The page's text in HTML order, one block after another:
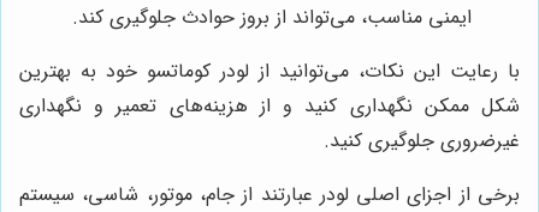
ایمنی مناسب، می‌تواند از بروز حوادث جلوگیری کند.
با رعایت این نکات، می‌توانید از لودر کوماتسو خود به بهترین
شکل ممکن نگهداری کنید و از هزینه‌های تعمیر و نگهداری
غیرضروری جلوگیری کنید.
برخی از اجزای اصلی لودر عبارتند از جام، موتور، شاسی، سیستم